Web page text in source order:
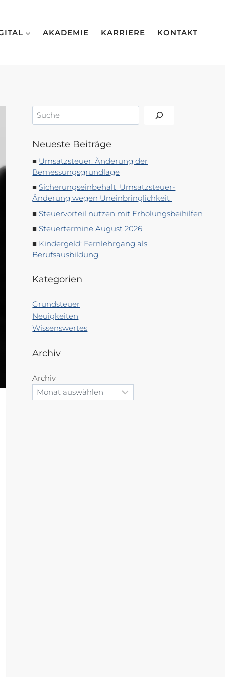
AKADEMIE KARRIERE KONTAKT
Suchen
Neueste Beiträge
Umsatzsteuer: Änderung der
Bemessungsgrundlage
Sicherungseinbehalt: Umsatzsteuer-
Änderung wegen Uneinbringlichkeit
Steuervorteil nutzen mit Erholungsbeihilfen
Steuertermine August 2026
Kindergeld: Fernlehrgang als
Berufsausbildung
Kategorien
Grundsteuer
Neuigkeiten
Wissenswertes
Archiv
Archiv